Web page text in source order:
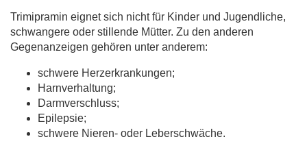
Trimipramin eignet sich nicht für Kinder und Jugendliche,
schwangere oder stillende Mütter. Zu den anderen
Gegenanzeigen gehören unter anderem:
schwere Herzerkrankungen;
Harnverhaltung;
Darmverschluss;
Epilepsie;
schwere Nieren- oder Leberschwäche.